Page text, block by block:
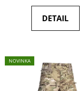
DETAIL
NOVINKA